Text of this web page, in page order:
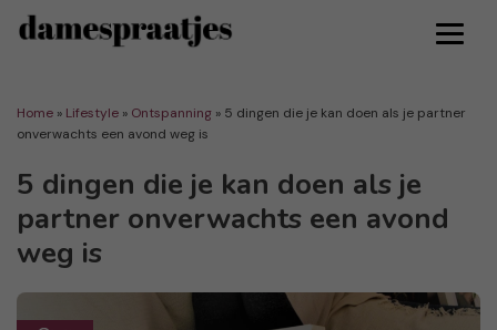
Home » Lifestyle » Ontspanning » 5 dingen die je kan doen als je partner
onverwachts een avond weg is
5 dingen die je kan doen als je
partner onverwachts een avond
weg is